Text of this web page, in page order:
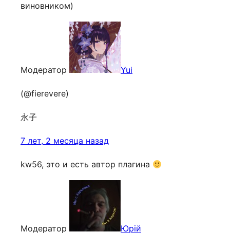
виновником)
Модератор Yui
(@fierevere)
永子
7 лет, 2 месяца назад
kw56, это и есть автор плагина
Модератор Юрій